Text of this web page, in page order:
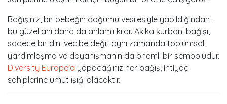
Bağışınız, bir bebeğin doğumu vesilesiyle yapıldığından,
bu güzel anı daha da anlamlı kılar. Akika kurbanı bağışı,
sadece bir dini vecibe değil, aynı zamanda toplumsal
yardımlaşma ve dayanışmanın da önemli bir sembolüdür.
Diversity Europe'a yapacağınız her bağış, ihtiyaç
sahiplerine umut ışığı olacaktır.